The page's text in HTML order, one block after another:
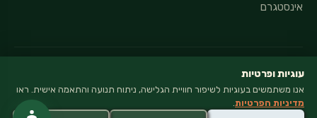
אינסטגרם
© 2026 VEGANATI · כל הזכויות שמורות
עוגיות ופרטיות
אנו משתמשים בעוגיות לשיפור חוויית הגלישה, ניתוח תנועה והתאמה אישית. ראו
מדיניות הפרטיות.